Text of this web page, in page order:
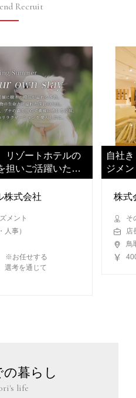
Recruit
リゾートホテルの
担いご活躍いただ
株式会社
メント
人事）
※お任せする
選考を通じて
自社
ジメ
株式
そ
店
鳥
暮らし
life